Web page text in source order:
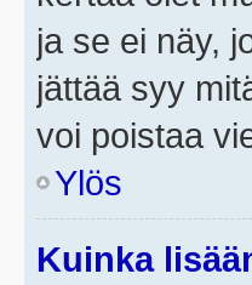
ja se ei näy,
jättää syy
voi poistaa
Ylös
Kuinka